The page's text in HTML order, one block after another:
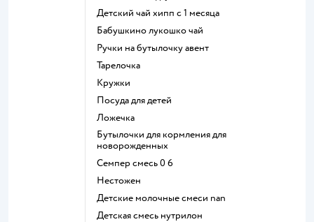
детский чай хипп с 1 месяца
бабушкино лукошко чай
ручки на бутылочку авент
тарелочка
кружки
посуда для детей
ложечка
бутылочки для кормления для
новорожденных
семпер смесь 0 6
нестожен
Детские молочные смеси nan
детская смесь нутрилон